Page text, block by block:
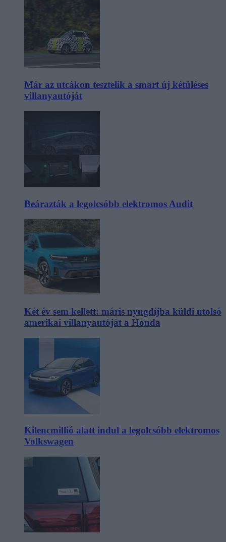
Már az utcákon tesztelik a smart új kétüléses
villanyautóját
Beárazták a legolcsóbb elektromos Audit
Két év sem kellett: máris nyugdíjba küldi utolsó
amerikai villanyautóját a Honda
Kilencmillió alatt indul a legolcsóbb elektromos
Volkswagen